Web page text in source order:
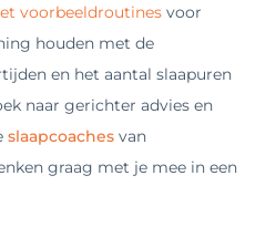
voorbeeldroutines voor
houden met de
en het aantal slaapuren
naar gerichter advies en
slaapcoaches van
graag met je mee in een